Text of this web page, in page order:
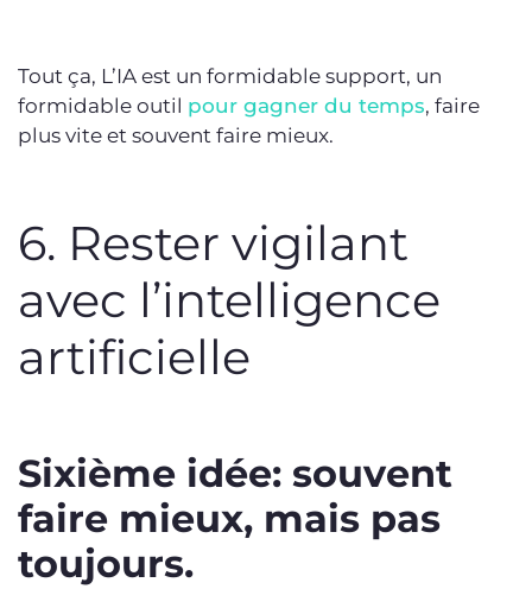
Tout ça, L’IA est un formidable support, un
formidable outil pour gagner du temps, faire
plus vite et souvent faire mieux.
6. Rester vigilant
avec l’intelligence
artificielle
Sixième idée: souvent
faire mieux, mais pas
toujours.